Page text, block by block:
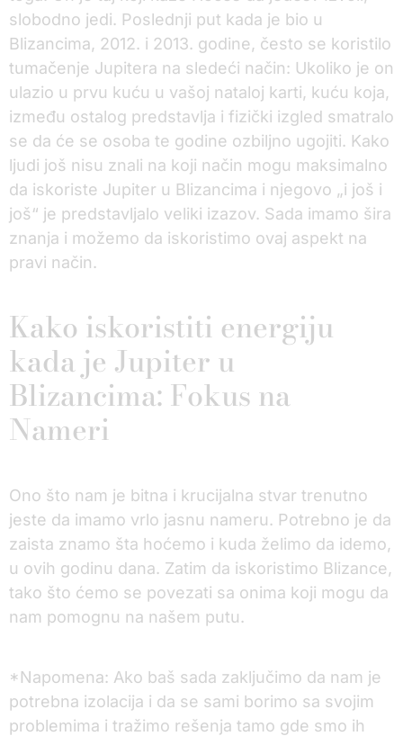
slobodno jedi. Poslednji put kada je bio u
Blizancima, 2012. i 2013. godine, često se koristilo
tumačenje Jupitera na sledeći način: Ukoliko je on
ulazio u prvu kuću u vašoj nataloj karti, kuću koja,
između ostalog predstavlja i fizički izgled smatralo
se da će se osoba te godine ozbiljno ugojiti. Kako
ljudi još nisu znali na koji način mogu maksimalno
da iskoriste Jupiter u Blizancima i njegovo „i još i
još“ je predstavljalo veliki izazov. Sada imamo šira
znanja i možemo da iskoristimo ovaj aspekt na
pravi način.
Kako iskoristiti energiju
kada je Jupiter u
Blizancima: Fokus na
Nameri
Ono što nam je bitna i krucijalna stvar trenutno
jeste da imamo vrlo jasnu nameru. Potrebno je da
zaista znamo šta hoćemo i kuda želimo da idemo,
u ovih godinu dana. Zatim da iskoristimo Blizance,
tako što ćemo se povezati sa onima koji mogu da
nam pomognu na našem putu.
*Napomena: Ako baš sada zaključimo da nam je
potrebna izolacija i da se sami borimo sa svojim
problemima i tražimo rešenja tamo gde smo ih